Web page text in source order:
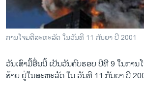
ພາສາອັງກິດ
ວີດີໂອ
ລາຍການກະຈາຍສຽງ
ລາຍງານ
ຕິດຕາມພວກເຮົາ ທີ່
ການໂຈມຕີສະຫະລັດ ໃນວັນທີ 11 ກັນຍາ ປີ 2001
ວັນເສົາມື້ອື່ນນີ້ ເປັນວັນຄົບຮອບ ປີທີ 9 ໃນກາ
ຮ້າຍ ຢູ່ໃນສະຫະລັດ ໃນ ວັນທີ 11 ກັນຍາ ປີ